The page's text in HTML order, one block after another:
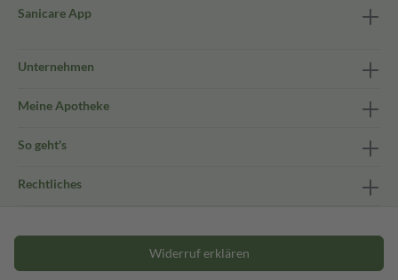
Sanicare App
Unternehmen
Meine Apotheke
So geht's
Rechtliches
Widerruf erklären